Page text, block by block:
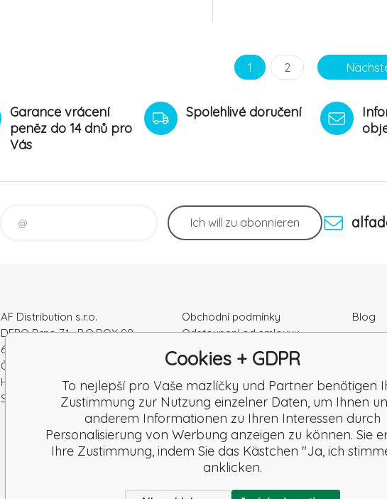
srsti. Univerzální hř
1 2
Garance vrácení
peněz do 14 dnů pro
Vás
Spolehlivé doručení
Ich will zu abonnieren
AF Distribution s.r.o.
DEPO Brno 71 , P.O.BOX 99
600 10 Brno
Česká republika
Handelsregister Nr.: 52010180
Steuernum.: SK2120864328
Obchodní podmínky
Odstoupení od smlouvy
Podmínky ochrany osobních
údajú
Kontakty
Záruka a Reklamace
Reklamační formulář
Beschwerde
Rezension
Blog
Cookies + GDPR
To nejlepší pro Vaše mazlíčky und Partner benötigen
Zustimmung zur Nutzung einzelner Daten, um Ihnen
anderem Informationen zu Ihren Interessen durch
Personalisierung von Werbung anzeigen zu können. Sie
Ihre Zustimmung, indem Sie das Kästchen "Ja, ich
anklicken.